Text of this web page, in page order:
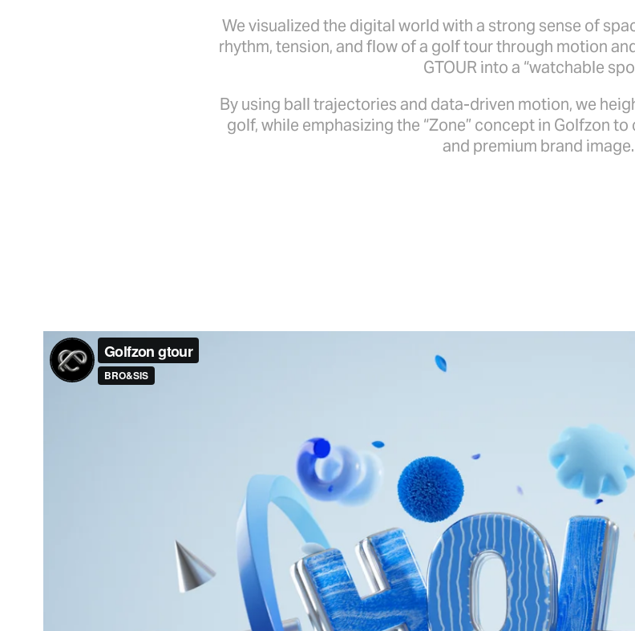
We visualized the digital world with a strong sense of
rhythm, tension, and flow of a golf tour through motion
GTOUR into a “watchable
By using ball trajectories and data-driven motion, we
golf, while emphasizing the “Zone” concept in Golfzon
and premium brand image.